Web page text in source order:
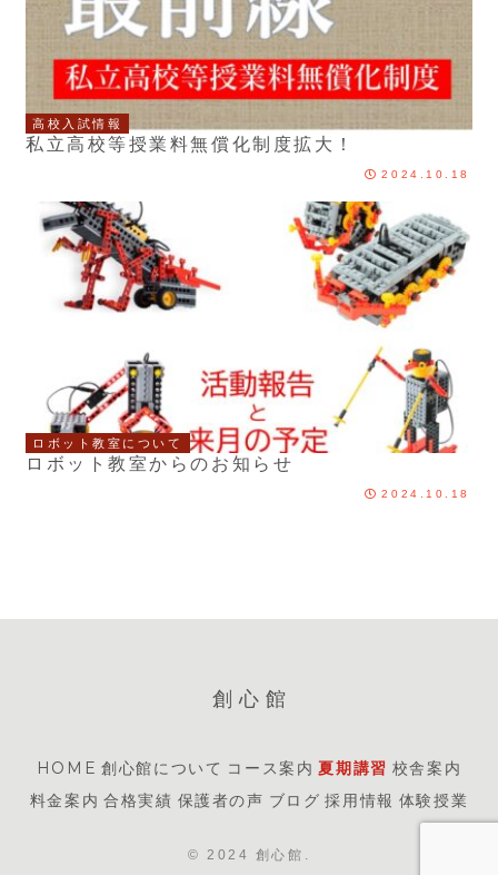
高校入試情報
私立高校等授業料無償化制度拡大！
2024.10.18
ロボット教室について
ロボット教室からのお知らせ
2024.10.18
創心館
HOME 創心館について コース案内 夏期講習 校舎案内
料金案内 合格実績 保護者の声 ブログ 採用情報 体験授業
© 2024 創心館.